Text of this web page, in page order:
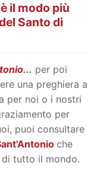
il modo più
Santo di
... per poi
una preghiera a
per noi o i nostri
per
puoi consultare
che
tutto il mondo.